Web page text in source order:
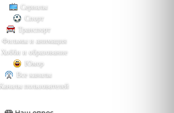
Сериалы
Спорт
Транспорт
Фильмы и анимация
Хобби и образование
Юмор
Все каналы
Каналы пользователей